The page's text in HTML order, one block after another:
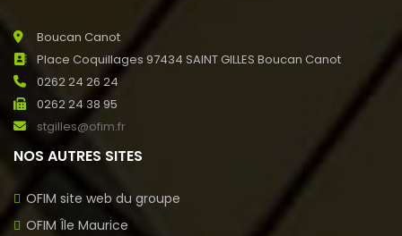
Boucan Canot
Place Coquillages 97434 SAINT GILLES Boucan Canot
0262 24 26 24
0262 24 38 95
stgilles@ofim.fr
NOS AUTRES SITES
OFIM site web du groupe
OFIM Île Maurice